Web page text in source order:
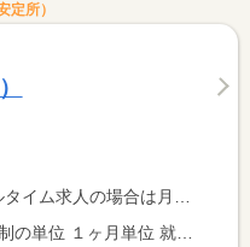
定所）
パート求人の場合は時間額を表示しています。